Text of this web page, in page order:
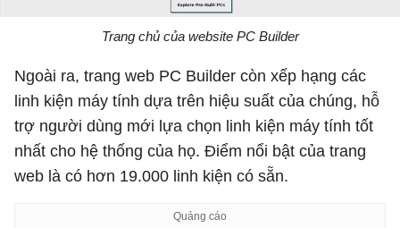
Trang chủ của website PC Builder
Ngoài ra, trang web PC Builder còn xếp hạng các
linh kiện máy tính dựa trên hiệu suất của chúng, hỗ
trợ người dùng mới lựa chọn linh kiện máy tính tốt
nhất cho hệ thống của họ. Điểm nổi bật của trang
web là có hơn 19.000 linh kiện có sẵn.